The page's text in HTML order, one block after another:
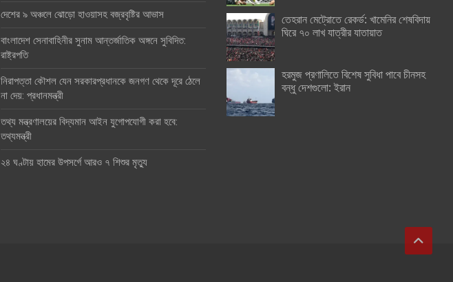
দেশের ৯ অঞ্চলে ঝোড়ো হাওয়াসহ বজ্রবৃষ্টির আভাস
বাংলাদেশ সেনাবাহিনীর সুনাম আন্তর্জাতিক অঙ্গনে সুবিদিত:
রাষ্ট্রপতি
নিরাপত্তা কৌশল যেন সরকারপ্রধানকে জনগণ থেকে দূরে ঠেলে
না দেয়: প্রধানমন্ত্রী
তথ্য মন্ত্রণালয়ের বিদ্যমান আইন যুগোপযোগী করা হবে:
তথ্যমন্ত্রী
২৪ ঘণ্টায় হামের উপসর্গে আরও ৭ শিশুর মৃত্যু
তেহরান মেট্রোতে রেকর্ড: খামেনির শেষবিদায়
ঘিরে ৭০ লাখ যাত্রীর যাতায়াত
হরমুজ প্রণালিতে বিশেষ সুবিধা পাবে চীনসহ
বন্ধু দেশগুলো: ইরান